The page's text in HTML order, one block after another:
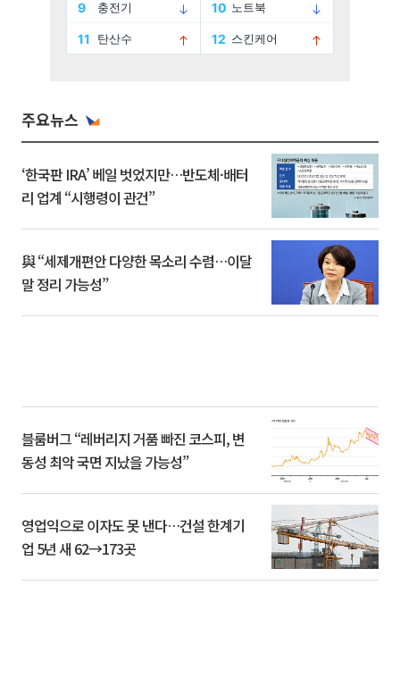
주요뉴스
‘한국판 IRA’ 베일 벗었지만…반도체·배터
리 업계 “시행령이 관건”
與 “세제개편안 다양한 목소리 수렴…이달
말 정리 가능성”
블룸버그 “레버리지 거품 빠진 코스피, 변
동성 최악 국면 지났을 가능성”
영업익으로 이자도 못 낸다…건설 한계기
업 5년 새 62→173곳